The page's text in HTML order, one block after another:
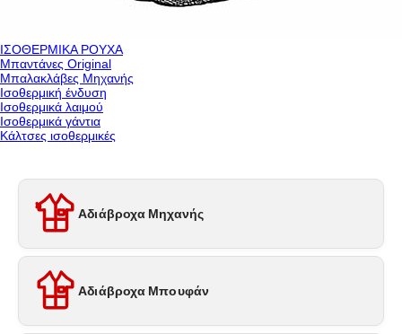
ΙΣΟΘΕΡΜΙΚΑ ΡΟΥΧΑ
Μπαντάνες Original
Μπαλακλάβες Μηχανής
Ισοθερμική ένδυση
Ισοθερμικά λαιμού
Ισοθερμικά γάντια
Κάλτσες ισοθερμικές
Αδιάβροχα Μηχανής
Αδιάβροχα Μπουφάν